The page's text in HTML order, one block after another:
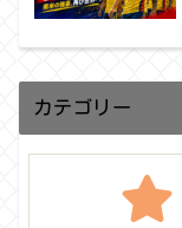
カテゴリー